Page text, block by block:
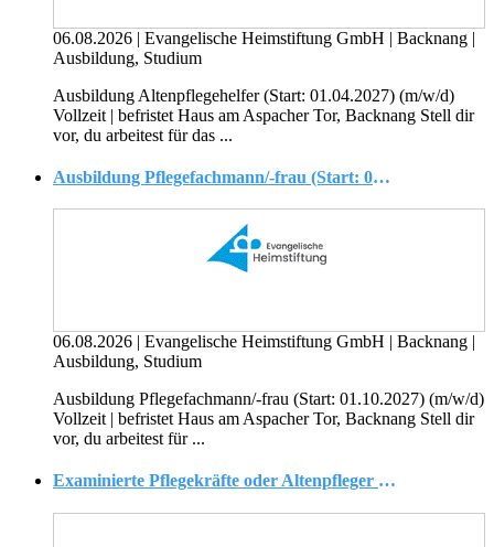
06.08.2026 | Evangelische Heimstiftung GmbH | Backnang |
Ausbildung, Studium
Ausbildung Altenpflegehelfer (Start: 01.04.2027) (m/w/d)
Vollzeit | befristet Haus am Aspacher Tor, Backnang Stell dir
vor, du arbeitest für das ...
Ausbildung Pflegefachmann/-frau (Start: 01.10.2027) (m/w/d)
06.08.2026 Evangelische Heimstiftung GmbH Backnang
Ausbildung, Studium
Ausbildung Pflegefachmann/-frau (Start: 01.10.2027) (m/w/d)
Vollzeit | befristet Haus am Aspacher Tor, Backnang Stell dir
vor, du arbeitest für ...
Examinierte Pflegekräfte oder Altenpfleger (m/w/d) Geriatrie/Akutgeriatrie